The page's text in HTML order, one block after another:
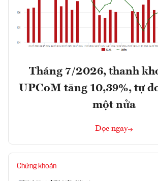
Tháng 7/2026, thanh
UPCoM tăng 10,39%, tự
một nửa
Đọc ngay
Chứng khoán